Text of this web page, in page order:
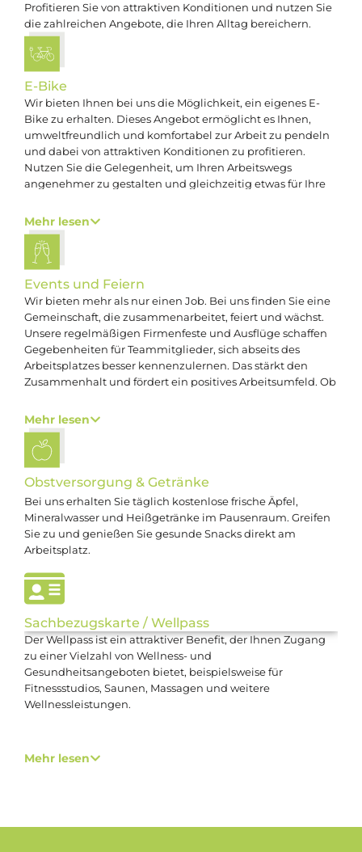
Profitieren Sie von attraktiven Konditionen und nutzen Sie
die zahlreichen Angebote, die Ihren Alltag bereichern.
E-Bike
Wir bieten Ihnen bei uns die Möglichkeit, ein eigenes E-
Bike zu erhalten. Dieses Angebot ermöglicht es Ihnen,
umweltfreundlich und komfortabel zur Arbeit zu pendeln
und dabei von attraktiven Konditionen zu profitieren.
Nutzen Sie die Gelegenheit, um Ihren Arbeitswegs
angenehmer zu gestalten und gleichzeitig etwas für Ihre
Mehr lesen
Events und Feiern
Wir bieten mehr als nur einen Job. Bei uns finden Sie eine
Gemeinschaft, die zusammenarbeitet, feiert und wächst.
Unsere regelmäßigen Firmenfeste und Ausflüge schaffen
Gegebenheiten für Teammitglieder, sich abseits des
Arbeitsplatzes besser kennenzulernen. Das stärkt den
Zusammenhalt und fördert ein positives Arbeitsumfeld. Ob
Teamevents, Weihnachtsfeiern oder beim Rutenfest, wir
bieten für jeden ein Event, das Spaß macht.
Mehr lesen
Obst­versorgung & Getränke
Bei uns erhalten Sie täglich kostenlose frische Äpfel,
Mineralwasser und Heißgetränke im Pausenraum. Greifen
Sie zu und genießen Sie gesunde Snacks direkt am
Arbeitsplatz.
Sachbezugskarte / Wellpass
Der Wellpass ist ein attraktiver Benefit, der Ihnen Zugang
zu einer Vielzahl von Wellness- und
Gesundheitsangeboten bietet, beispielsweise für
Fitnessstudios, Saunen, Massagen und weitere
Wellnessleistungen.
verwenden können.
Mehr lesen